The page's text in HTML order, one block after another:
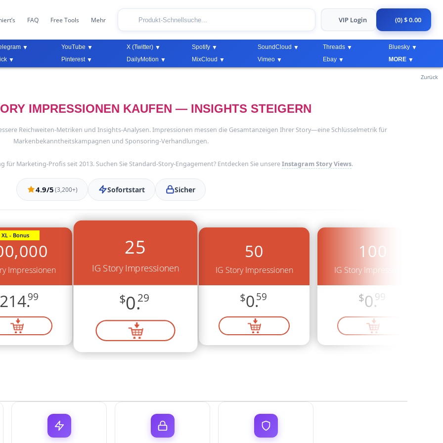
FAQ Free Tools Mehr VIP Login (0) $ 0.00
YouTube X (Twitter) Spotify SoundCloud Threads
Bluesky
Pinterest DailyMotion MixCloud Vimeo Ebay MORE
Zurück
IMPRESSIONEN KAUFEN — INSIGHTS STEIGERN
Reichweiten-Metriken und Insights-Analysen. Impressionen messen die Gesamtanzeigen Ihrer Story—eine Schlüsselmetrik für
Markenbekanntheitskampagnen und Sponsoring-Verhandlungen.
Marketing-Profis seit 2013. Suchen Sie Standard-Story-Engagement? Entdecken Sie unsereInstagram Story Views.
4.9/5(3,200+) Sofortstart Sicher
XL - Bonus
Impressionen
214.99
25
IG Story Impressionen
$0.29
50
IG Story Impressionen
$0.59
100
IG Story Impressionen
$0.99